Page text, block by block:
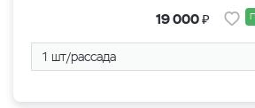
19 000₽
1 шт/рассада